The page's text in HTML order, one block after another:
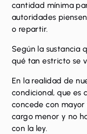
cantidad mínima
autoridades
o repartir.
Según la sustancia
qué tan estricto se
En la realidad de
condicional, que es
concede con mayor
cargo menor y no
con la ley.